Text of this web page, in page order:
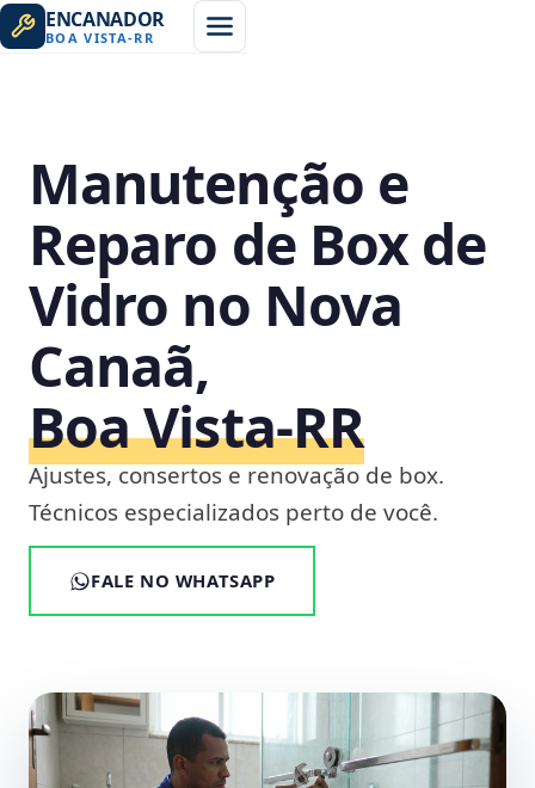
ENCANADOR
BOA VISTA-RR
Manutenção e
Reparo de Box de
Vidro no Nova
Canaã,
Boa Vista‑RR
Ajustes, consertos e renovação de box.
Técnicos especializados perto de você.
FALE NO WHATSAPP